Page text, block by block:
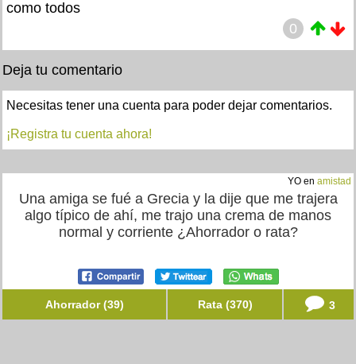
como todos
0
Deja tu comentario
Necesitas tener una cuenta para poder dejar comentarios.
¡Registra tu cuenta ahora!
YO en amistad
Una amiga se fué a Grecia y la dije que me trajera
algo típico de ahí, me trajo una crema de manos
normal y corriente ¿Ahorrador o rata?
Ahorrador (39) Rata (370) 3